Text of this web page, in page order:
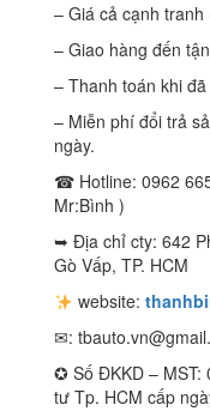
– Giá cả cạnh
– Giao hàng đến
– Thanh toán khi
– Miễn phí đổi trả
ngày.
☎ Hotline: 0962
Mr:Bình )
➥ Địa chỉ cty: 642
Gò Vấp, TP. HCM
website:
✉:
✪ Số ĐKKD – MST:
tư Tp. HCM cấp